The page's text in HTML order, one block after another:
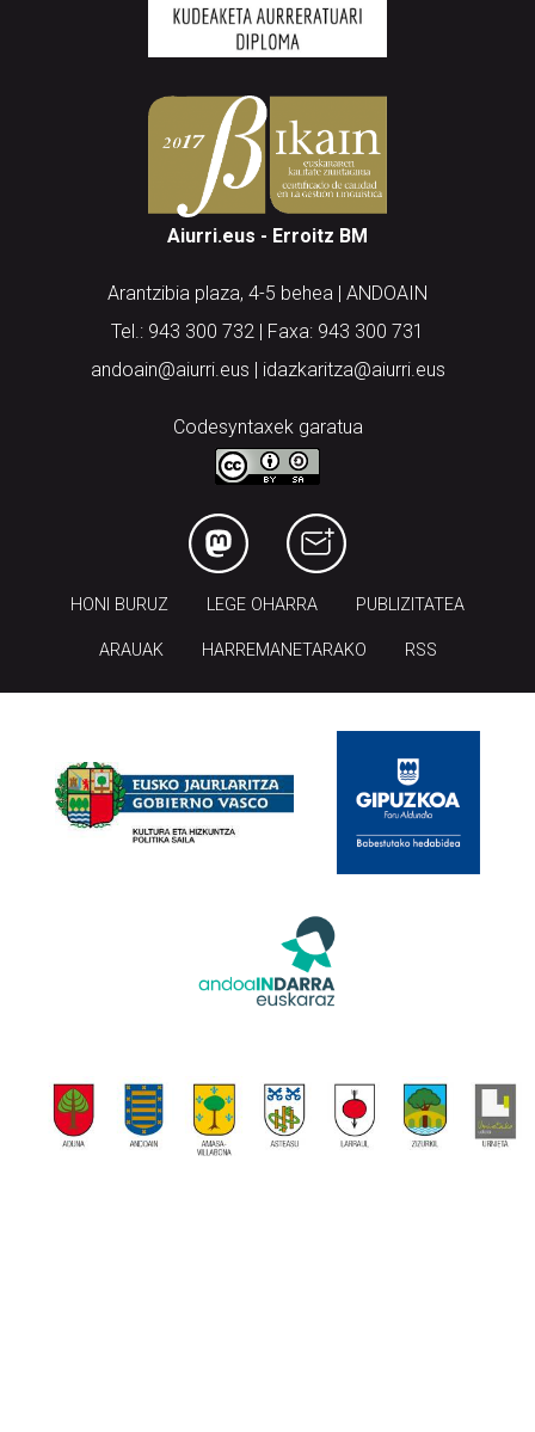
Aiurri.eus - Erroitz BM
Arantzibia plaza, 4-5 behea | ANDOAIN
Tel.: 943 300 732 | Faxa: 943 300 731
andoain@aiurri.eus | idazkaritza@aiurri.eus
Codesyntaxek garatua
HONI BURUZ LEGE OHARRA PUBLIZITATEA
ARAUAK HARREMANETARAKO RSS